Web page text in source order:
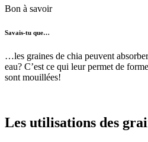
Bon à savoir
Savais-tu que…
…les graines de chia peuvent
eau? C’est ce qui leur permet de
sont mouillées!
Les utilisations des